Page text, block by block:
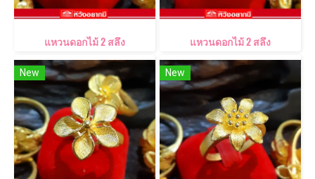
แหวนดอกไม้ 2 สลึง แหวนดอกไม้ 2 สลึง
New New